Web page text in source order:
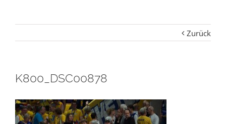
Zurück
K800_DSC00878